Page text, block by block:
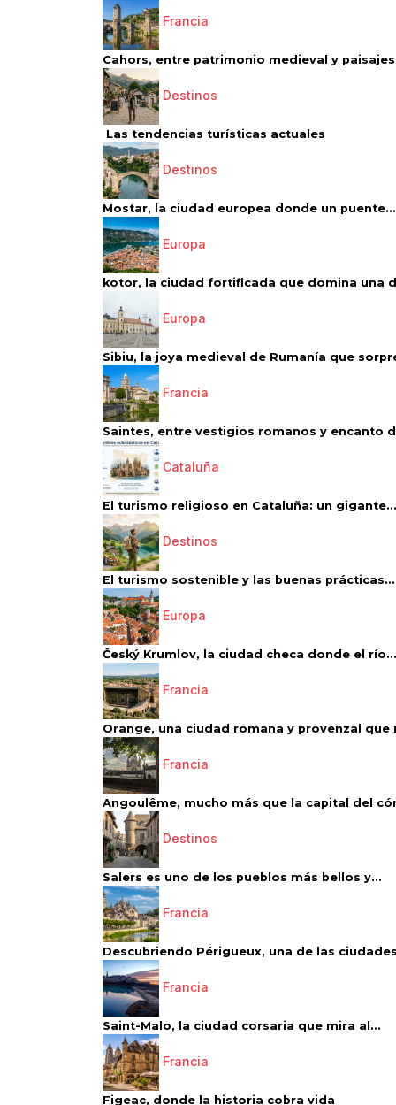
Francia
Cahors, entre patrimonio medieval y paisajes
Destinos
Las tendencias turísticas actuales
Destinos
Mostar, la ciudad europea donde un puente...
Europa
kotor, la ciudad fortificada que domina una
Europa
Sibiu, la joya medieval de Rumanía que
Francia
Saintes, entre vestigios romanos y encanto
Cataluña
El turismo religioso en Cataluña: un gigante...
Destinos
El turismo sostenible y las buenas prácticas...
Europa
Český Krumlov, la ciudad checa donde el río...
Francia
Orange, una ciudad romana y provenzal que
Francia
Angoulême, mucho más que la capital del
Destinos
Salers es uno de los pueblos más bellos y...
Francia
Descubriendo Périgueux, una de las
Francia
Saint-Malo, la ciudad corsaria que mira al...
Francia
Figeac, donde la historia cobra vida